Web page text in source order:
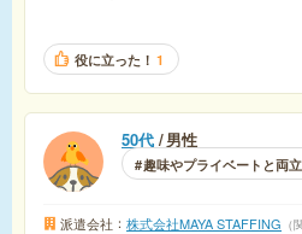
を感じたら辞退する勇気も必要か
ることになるのは心理的にも経済的
に合った派遣先を慎重にみきわめる
役に立った！ 1
50代 男性
趣味やプライベートと両
派遣会社 株式会社MAYA STAFFING